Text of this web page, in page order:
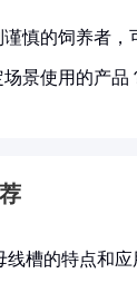
慎的饲养者，
景使用的产品
线槽的特点和应